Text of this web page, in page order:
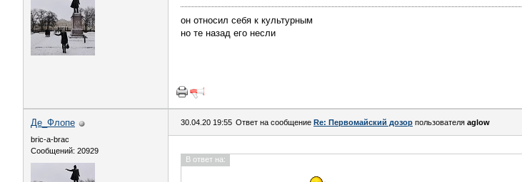
он относил себя к культурным
но те назад его несли
Де_Флопе
bric-a-brac
Сообщений: 20929
30.04.20 19:55 Ответ на сообщение Re: Первомайский дозор пользователя aglow
В ответ на: